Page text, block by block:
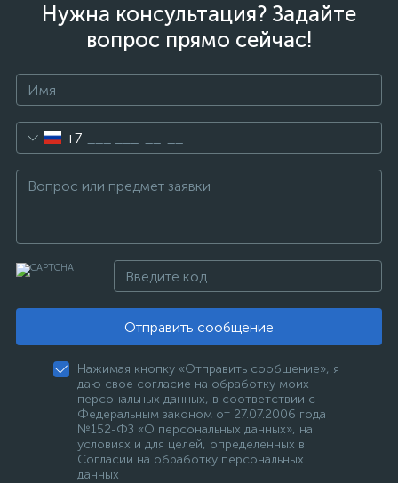
Нужна консультация? Задайте
вопрос прямо сейчас!
+7
Отправить сообщение
Нажимая кнопку «Отправить сообщение», я
даю свое согласие на обработку моих
персональных данных, в соответствии с
Федеральным законом от 27.07.2006 года
№152-ФЗ «О персональных данных», на
условиях и для целей, определенных в
Согласии на обработку персональных
данных